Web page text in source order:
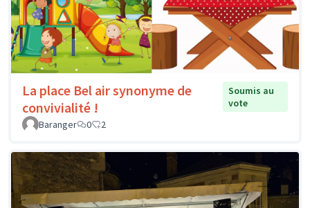
La place Bel air synonyme de
convivialité !
Soumis au
vote
Baranger
0 2